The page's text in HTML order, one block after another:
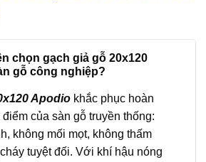
chọn gạch giả gỗ 20x120
gỗ công nghiệp?
Apodio khắc phục hoàn
của sàn gỗ truyền thống:
không mối mọt, không thấm
tuyệt đối. Với khí hậu nóng